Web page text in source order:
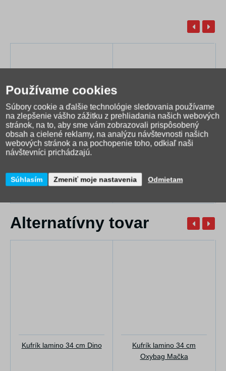
Výkresy A3 / 10 ks
2,42 €
Skladom
Výkresy A4 / 10 ks
1,33 €
Skladom
Alternatívny tovar
Kufrík lamino 34 cm Dino
Kufrík lamino 34 cm
Oxybag Mačka
Používame cookies
Súbory cookie a ďalšie technológie sledovania používame
na zlepšenie vášho zážitku z prehliadania našich webových
stránok, na to, aby sme vám zobrazovali prispôsobený
obsah a cielené reklamy, na analýzu návštevnosti našich
webových stránok a na pochopenie toho, odkiaľ naši
návštevníci prichádzajú.
Súhlasím Zmeniť moje nastavenia Odmietam